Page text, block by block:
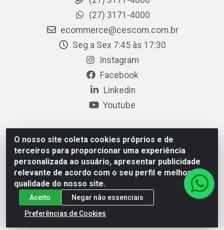
O nosso site coleta cookies próprios e de
terceiros para proporcionar uma experiência
personalizada ao usuário, apresentar publicidade
relevante de acordo com o seu perfil e melhorar a
qualidade do nosso site.
Aceito
Negar não essenciais
Preferências de Cookies
(27) 3171-4000
ecommerce@cescom.com.br
Seg a Sex 7:45 às 17:30
Instagram
Facebook
Linkedin
Youtube
Cescom Distribuidor - Rodovia BR 101, Km 163, S/N –
Rio Quartel, Linhares/ES – CEP 29.900-983 – CNPJ
27.724.509/0001-33